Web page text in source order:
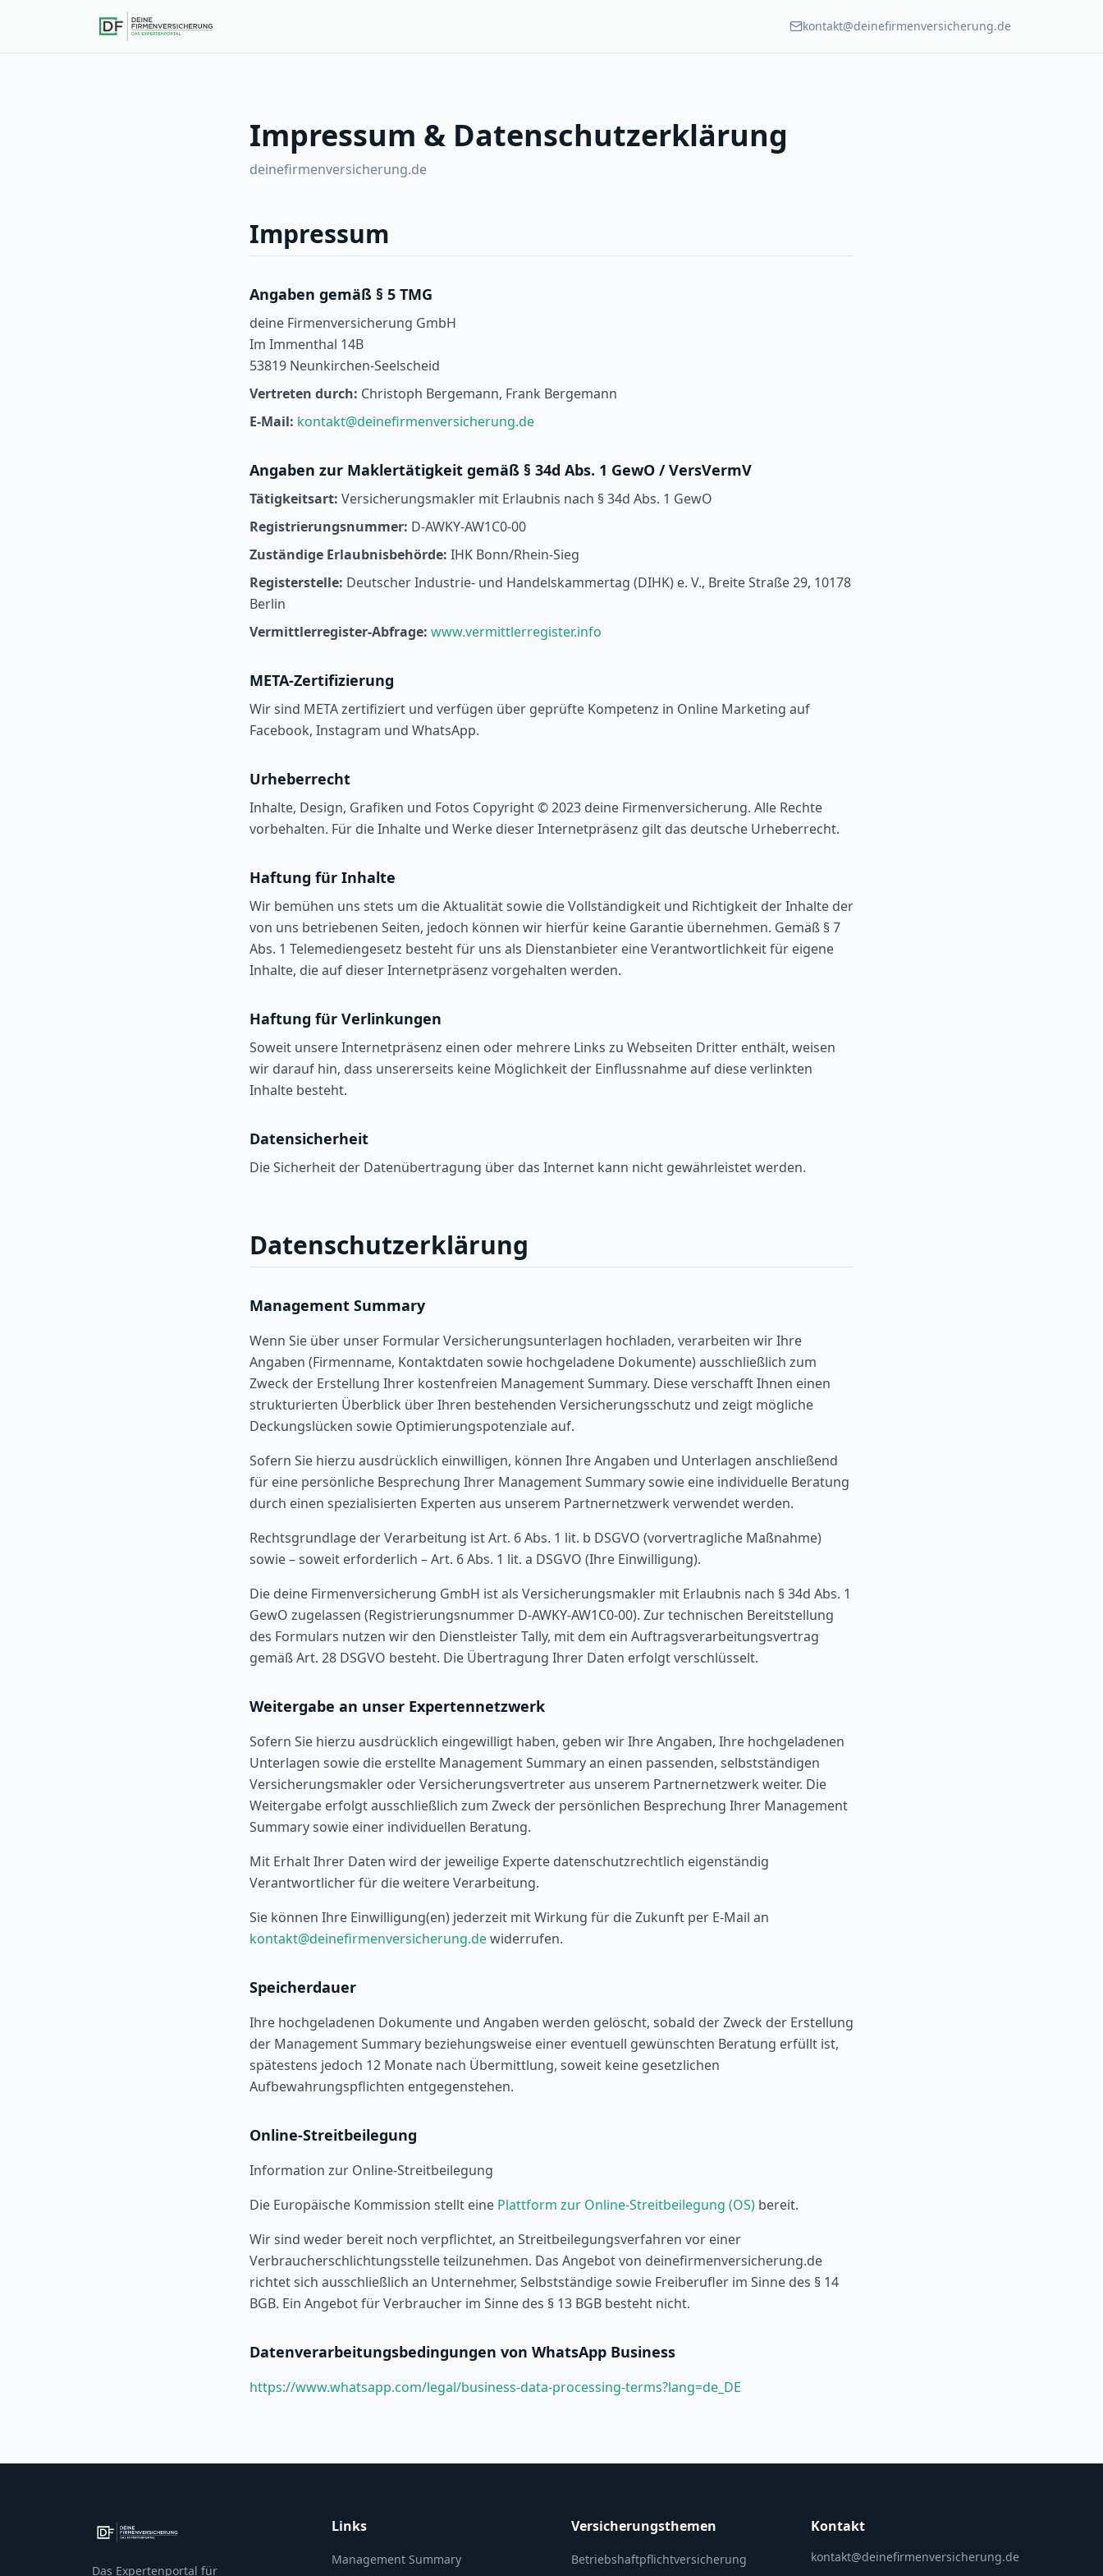
kontakt@deinefirmenversicherung.de
Impressum & Datenschutzerklärung
deinefirmenversicherung.de
Impressum
Angaben gemäß § 5 TMG
deine Firmenversicherung GmbH
Im Immenthal 14B
53819 Neunkirchen-Seelscheid
Vertreten durch: Christoph Bergemann, Frank Bergemann
E-Mail: kontakt@deinefirmenversicherung.de
Angaben zur Maklertätigkeit gemäß § 34d Abs. 1 GewO / VersVermV
Tätigkeitsart: Versicherungsmakler mit Erlaubnis nach § 34d Abs. 1 GewO
Registrierungsnummer: D-AWKY-AW1C0-00
Zuständige Erlaubnisbehörde: IHK Bonn/Rhein-Sieg
Registerstelle: Deutscher Industrie- und Handelskammertag (DIHK) e. V., Breite Straße 29, 10178
Berlin
Vermittlerregister-Abfrage: www.vermittlerregister.info
META-Zertifizierung
Wir sind META zertifiziert und verfügen über geprüfte Kompetenz in Online Marketing auf
Facebook, Instagram und WhatsApp.
Urheberrecht
Inhalte, Design, Grafiken und Fotos Copyright © 2023 deine Firmenversicherung. Alle Rechte
vorbehalten. Für die Inhalte und Werke dieser Internetpräsenz gilt das deutsche Urheberrecht.
Haftung für Inhalte
Wir bemühen uns stets um die Aktualität sowie die Vollständigkeit und Richtigkeit der Inhalte der
von uns betriebenen Seiten, jedoch können wir hierfür keine Garantie übernehmen. Gemäß § 7
Abs. 1 Telemediengesetz besteht für uns als Dienstanbieter eine Verantwortlichkeit für eigene
Inhalte, die auf dieser Internetpräsenz vorgehalten werden.
Haftung für Verlinkungen
Soweit unsere Internetpräsenz einen oder mehrere Links zu Webseiten Dritter enthält, weisen
wir darauf hin, dass unsererseits keine Möglichkeit der Einflussnahme auf diese verlinkten
Inhalte besteht.
Datensicherheit
Die Sicherheit der Datenübertragung über das Internet kann nicht gewährleistet werden.
Datenschutzerklärung
Management Summary
Wenn Sie über unser Formular Versicherungsunterlagen hochladen, verarbeiten wir Ihre
Angaben (Firmenname, Kontaktdaten sowie hochgeladene Dokumente) ausschließlich zum
Zweck der Erstellung Ihrer kostenfreien Management Summary. Diese verschafft Ihnen einen
strukturierten Überblick über Ihren bestehenden Versicherungsschutz und zeigt mögliche
Deckungslücken sowie Optimierungspotenziale auf.
Sofern Sie hierzu ausdrücklich einwilligen, können Ihre Angaben und Unterlagen anschließend
für eine persönliche Besprechung Ihrer Management Summary sowie eine individuelle Beratung
durch einen spezialisierten Experten aus unserem Partnernetzwerk verwendet werden.
Rechtsgrundlage der Verarbeitung ist Art. 6 Abs. 1 lit. b DSGVO (vorvertragliche Maßnahme)
sowie – soweit erforderlich – Art. 6 Abs. 1 lit. a DSGVO (Ihre Einwilligung).
Die deine Firmenversicherung GmbH ist als Versicherungsmakler mit Erlaubnis nach § 34d Abs. 1
GewO zugelassen (Registrierungsnummer D-AWKY-AW1C0-00). Zur technischen Bereitstellung
des Formulars nutzen wir den Dienstleister Tally, mit dem ein Auftragsverarbeitungsvertrag
gemäß Art. 28 DSGVO besteht. Die Übertragung Ihrer Daten erfolgt verschlüsselt.
Weitergabe an unser Expertennetzwerk
Sofern Sie hierzu ausdrücklich eingewilligt haben, geben wir Ihre Angaben, Ihre hochgeladenen
Unterlagen sowie die erstellte Management Summary an einen passenden, selbstständigen
Versicherungsmakler oder Versicherungsvertreter aus unserem Partnernetzwerk weiter. Die
Weitergabe erfolgt ausschließlich zum Zweck der persönlichen Besprechung Ihrer Management
Summary sowie einer individuellen Beratung.
Mit Erhalt Ihrer Daten wird der jeweilige Experte datenschutzrechtlich eigenständig
Verantwortlicher für die weitere Verarbeitung.
Sie können Ihre Einwilligung(en) jederzeit mit Wirkung für die Zukunft per E-Mail an
kontakt@deinefirmenversicherung.dewiderrufen.
Speicherdauer
Ihre hochgeladenen Dokumente und Angaben werden gelöscht, sobald der Zweck der Erstellung
der Management Summary beziehungsweise einer eventuell gewünschten Beratung erfüllt ist,
spätestens jedoch 12 Monate nach Übermittlung, soweit keine gesetzlichen
Aufbewahrungspflichten entgegenstehen.
Online-Streitbeilegung
Information zur Online-Streitbeilegung
Die Europäische Kommission stellt eine Plattform zur Online-Streitbeilegung (OS) bereit.
Wir sind weder bereit noch verpflichtet, an Streitbeilegungsverfahren vor einer
Verbraucherschlichtungsstelle teilzunehmen. Das Angebot von deinefirmenversicherung.de
richtet sich ausschließlich an Unternehmer, Selbstständige sowie Freiberufler im Sinne des § 14
BGB. Ein Angebot für Verbraucher im Sinne des § 13 BGB besteht nicht.
Datenverarbeitungsbedingungen von WhatsApp Business
https://www.whatsapp.com/legal/business-data-processing-terms?lang=de_DE
Das Expertenportal für
Links
Management Summary
Versicherungsthemen
Betriebshaftpflichtversicherung
Kontakt
kontakt@deinefirmenversicherung.de